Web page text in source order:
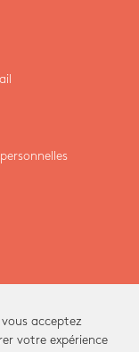
acceptez
votre expérience